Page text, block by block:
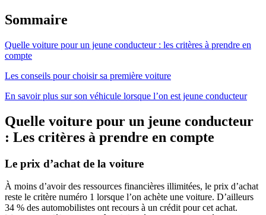
Sommaire
Quelle voiture pour un jeune conducteur : les critères à prendre en
compte
Les conseils pour choisir sa première voiture
En savoir plus sur son véhicule lorsque l’on est jeune conducteur
Quelle voiture pour un jeune conducteur
: Les critères à prendre en compte
Le prix d’achat de la voiture
À moins d’avoir des ressources financières illimitées, le prix d’achat
reste le critère numéro 1 lorsque l’on achète une voiture. D’ailleurs
34 % des automobilistes ont recours à un crédit pour cet achat.